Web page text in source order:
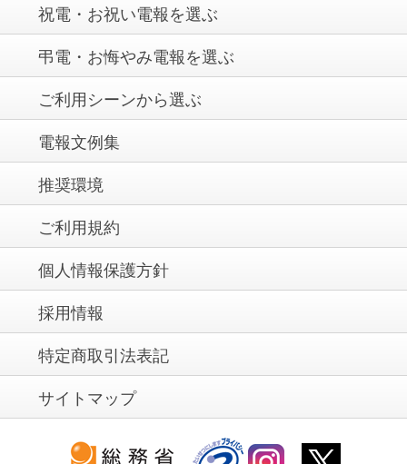
祝電・お祝い電報を選ぶ
弔電・お悔やみ電報を選ぶ
ご利用シーンから選ぶ
電報文例集
推奨環境
ご利用規約
個人情報保護方針
採用情報
特定商取引法表記
サイトマップ